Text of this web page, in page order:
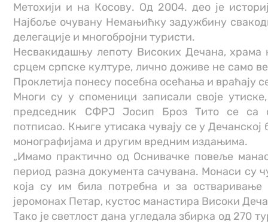
Метохији и на Косову. Од 2004. део је
Најбоље очувану Немањићку задужбину
делегације и многобројни туристи.
Несвакидашњу лепоту Високих Дечана, храма
срцем српске културе, лично доживе не само
Проклетија понесу посебна осећања и враћају
Многи су у споменици записали своје
председник СФРЈ Јосип Броз Тито се са
потписао. Књиге утисака чувају се у
монографијама и другим вредним издањима.
„Имамо практично од Оснивачке повеље
период разна документа сачувана. Монаси су
која су им била потребна и за
јеромонах Петар, кустос манастира Високи
Тако је светлост дана угледала збирка од 270